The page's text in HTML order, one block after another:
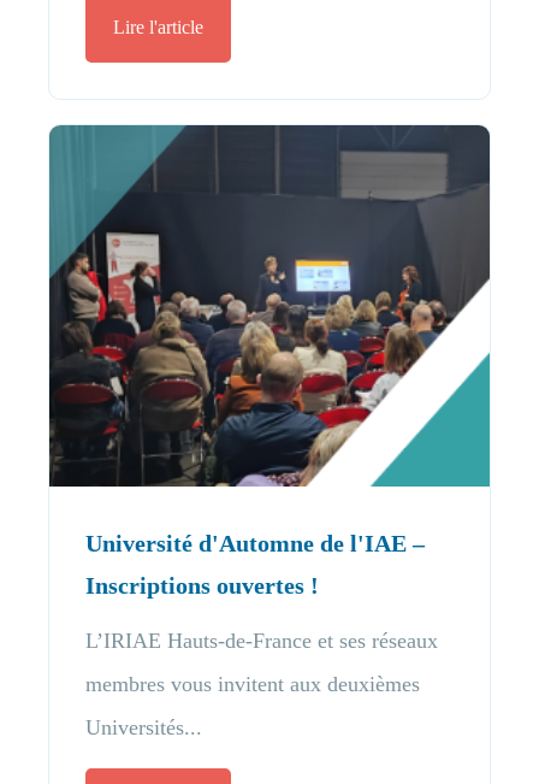
Lire l'article
Université d'Automne de l'IAE –
Inscriptions ouvertes !
L’IRIAE Hauts-de-France et ses réseaux
membres vous invitent aux deuxièmes
Universités...